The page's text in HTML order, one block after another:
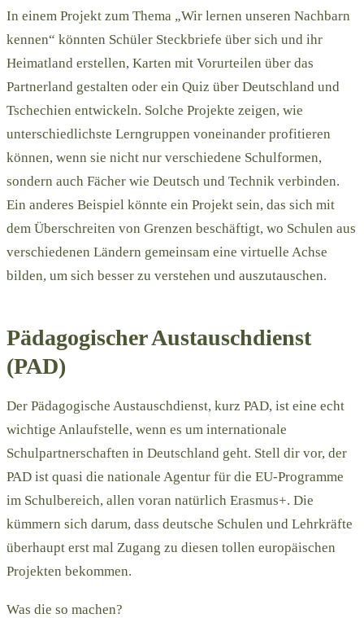
In einem Projekt zum Thema „Wir lernen unseren Nachbarn
kennen“ könnten Schüler Steckbriefe über sich und ihr
Heimatland erstellen, Karten mit Vorurteilen über das
Partnerland gestalten oder ein Quiz über Deutschland und
Tschechien entwickeln. Solche Projekte zeigen, wie
unterschiedlichste Lerngruppen voneinander profitieren
können, wenn sie nicht nur verschiedene Schulformen,
sondern auch Fächer wie Deutsch und Technik verbinden.
Ein anderes Beispiel könnte ein Projekt sein, das sich mit
dem Überschreiten von Grenzen beschäftigt, wo Schulen aus
verschiedenen Ländern gemeinsam eine virtuelle Achse
bilden, um sich besser zu verstehen und auszutauschen.
Pädagogischer Austauschdienst
(PAD)
Der Pädagogische Austauschdienst, kurz PAD, ist eine echt
wichtige Anlaufstelle, wenn es um internationale
Schulpartnerschaften in Deutschland geht. Stell dir vor, der
PAD ist quasi die nationale Agentur für die EU-Programme
im Schulbereich, allen voran natürlich Erasmus+. Die
kümmern sich darum, dass deutsche Schulen und Lehrkräfte
überhaupt erst mal Zugang zu diesen tollen europäischen
Projekten bekommen.
Was die so machen?